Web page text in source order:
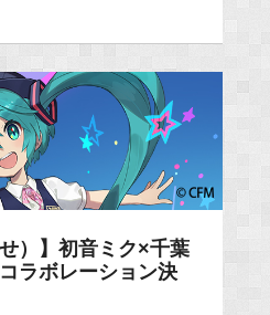
）】初音ミク×千葉
ラボレーション決